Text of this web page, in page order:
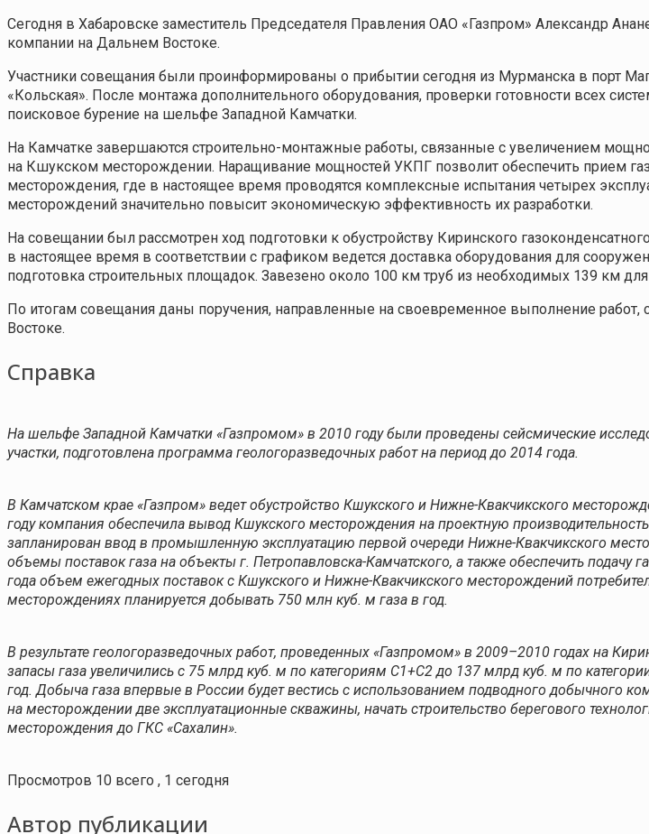
Сегодня в Хабаровске заместитель Председателя Правления ОАО «Газпром» Александр
компании на Дальнем Востоке.
Участники совещания были проинформированы о прибытии сегодня из Мурманска в порт
«Кольская». После монтажа дополнительного оборудования, проверки готовности всех
поисковое бурение на шельфе Западной Камчатки.
На Камчатке завершаются строительно-монтажные работы, связанные с увеличением
на Кшукском месторождении. Наращивание мощностей УКПГ позволит обеспечить прием
месторождения, где в настоящее время проводятся комплексные испытания четырех
месторождений значительно повысит экономическую эффективность их разработки.
На совещании был рассмотрен ход подготовки к обустройству Киринского
в настоящее время в соответствии с графиком ведется доставка оборудования для
подготовка строительных площадок. Завезено около 100 км труб из необходимых 139 км
По итогам совещания даны поручения, направленные на своевременное выполнение
Востоке.
Справка
На шельфе Западной Камчатки «Газпромом» в 2010 году были проведены сейсмические
участки, подготовлена программа геологоразведочных работ на период до 2014 года.
В Камчатском крае «Газпром» ведет обустройство Кшукского и Нижне-Квакчикского
году компания обеспечила вывод Кшукского месторождения на проектную
запланирован ввод в промышленную эксплуатацию первой очереди Нижне-Квакчикского
объемы поставок газа на объекты г. Петропавловска-Камчатского, а также обеспечить подачу
года объем ежегодных поставок с Кшукского и Нижне-Квакчикского месторождений
месторождениях планируется добывать 750 млн куб. м газа в год.
В результате геологоразведочных работ, проведенных «Газпромом» в 2009–2010 годах на
запасы газа увеличились с 75 млрд куб. м по категориям С1+С2 до 137 млрд куб. м по
год. Добыча газа впервые в России будет вестись с использованием подводного добычного
на месторождении две эксплуатационные скважины, начать строительство берегового
месторождения до ГКС «Сахалин».
Просмотров 10 всего , 1 сегодня
Автор публикации